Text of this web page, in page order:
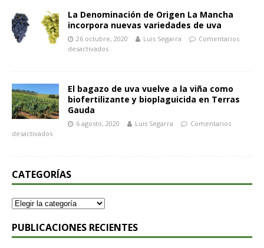
La Denominación de Origen La Mancha
incorpora nuevas variedades de uva
26 octubre, 2020 Luis Segarra
Comentarios
desactivados
El bagazo de uva vuelve a la viña como
biofertilizante y bioplaguicida en Terras
Gauda
6 agosto, 2020 Luis Segarra
Comentarios
desactivados
CATEGORÍAS
PUBLICACIONES RECIENTES